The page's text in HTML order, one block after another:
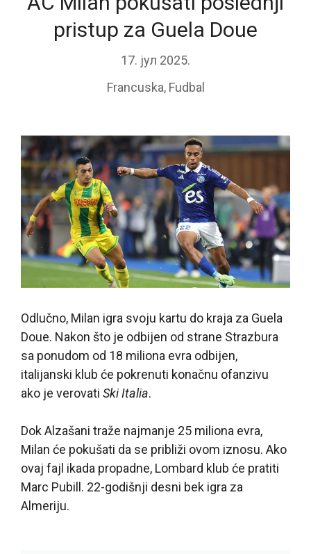
pristup za Guela Doue
17. јул 2025.
Francuska, Fudbal
Odlučno, Milan igra svoju kartu do kraja za Guela
Doue. Nakon što je odbijen od strane Strazbura
sa ponudom od 18 miliona evra odbijen,
italijanski klub će pokrenuti konačnu ofanzivu
ako je verovati Ski Italia.
Dok Alzašani traže najmanje 25 miliona evra,
Milan će pokušati da se približi ovom iznosu. Ako
ovaj fajl ikada propadne, Lombard klub će pratiti
Marc Pubill. 22-godišnji desni bek igra za
Almeriju.